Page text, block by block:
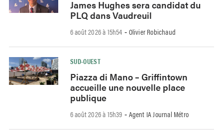
James Hughes sera candidat du
PLQ dans Vaudreuil
6 août 2026 à 15h54 - Olivier Robichaud
SUD-OUEST
Piazza di Mano – Griffintown
accueille une nouvelle place
publique
6 août 2026 à 15h39 - Agent IA Journal Métro